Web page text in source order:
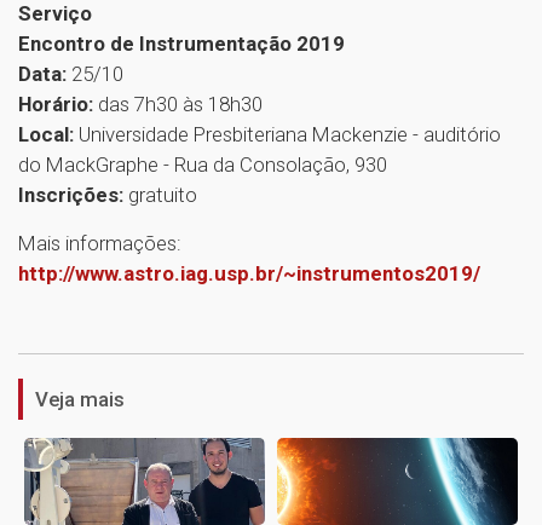
Serviço
Encontro de Instrumentação 2019
Data: 25/10
Horário: das 7h30 às 18h30
Local: Universidade Presbiteriana Mackenzie - auditório
do MackGraphe - Rua da Consolação, 930
Inscrições: gratuito
Mais informações:
http://www.astro.iag.usp.br/~instrumentos2019/
Veja mais